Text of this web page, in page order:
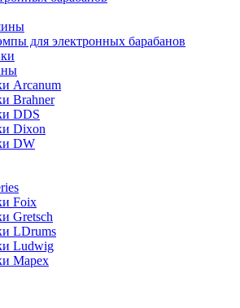
для электронных барабанов
Arcanum
Brahner
DDS
Dixon
DW
Foix
Gretsch
LDrums
Ludwig
Mapex